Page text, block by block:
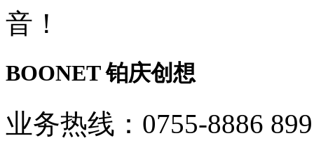
音！
BOONET铂庆创想
业务热线：0755-8886